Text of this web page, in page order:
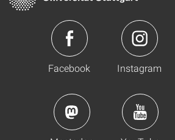
Facebook Instagram